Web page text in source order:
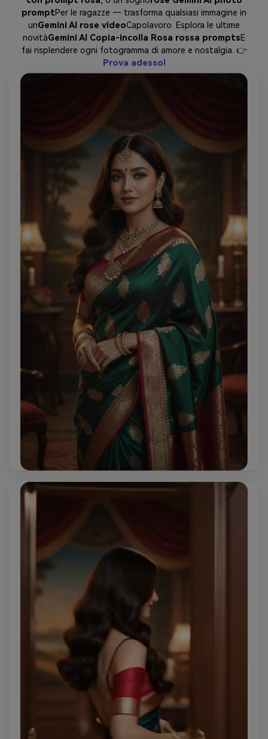
promptPer le ragazze — trasforma qualsiasi immagine in
unGemini AI rose videoCapolavoro. Esplora le ultime
novitàGemini AI Copia-incolla Rosa rossa promptsE
fai risplendere ogni fotogramma di amore e nostalgia. 👉
Prova adesso!